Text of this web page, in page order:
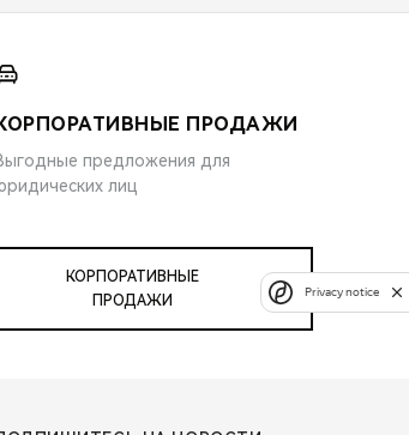
ПРОДАЖИ
предложения для
лиц
КОРПОРАТИВНЫЕ
ПРОДАЖИ
Privacy notice